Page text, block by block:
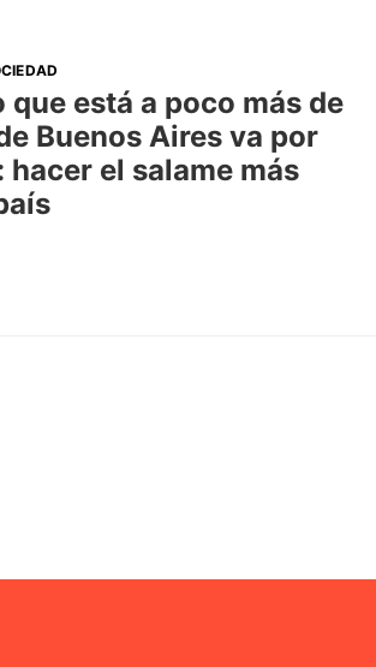
que está a poco más de
Buenos Aires va por
hacer el salame más